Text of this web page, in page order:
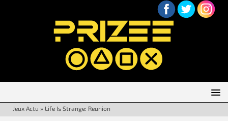
Jeux Actu » Life Is Strange: Reunion